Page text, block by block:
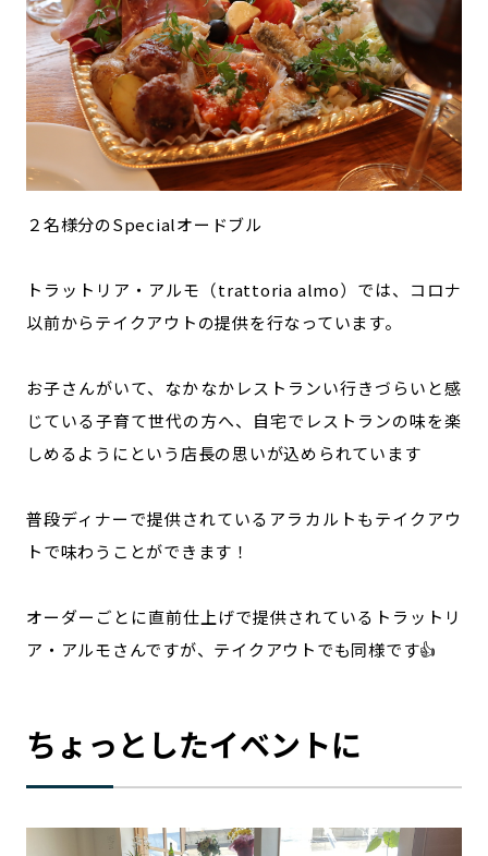
２名様分のSpecialオードブル
トラットリア・アルモ（trattoria almo）では、コロナ
以前からテイクアウトの提供を行なっています。
お子さんがいて、なかなかレストランい行きづらいと感
じている子育て世代の方へ、自宅でレストランの味を楽
しめるようにという店長の思いが込められています
普段ディナーで提供されているアラカルトもテイクアウ
トで味わうことができます！
オーダーごとに直前仕上げで提供されているトラットリ
ア・アルモさんですが、テイクアウトでも同様です👍
ちょっとしたイベントに